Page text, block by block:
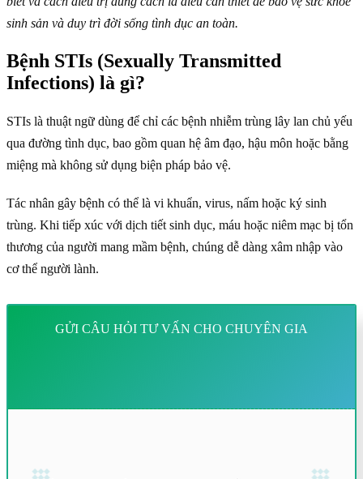
sinh sản và duy trì đời sống tình dục an toàn.
Bệnh STIs (Sexually Transmitted
Infections) là gì?
STIs là thuật ngữ dùng để chỉ các bệnh nhiễm trùng lây lan chủ yếu
qua đường tình dục, bao gồm quan hệ âm đạo, hậu môn hoặc bằng
miệng mà không sử dụng biện pháp bảo vệ.
Tác nhân gây bệnh có thể là vi khuẩn, virus, nấm hoặc ký sinh
trùng. Khi tiếp xúc với dịch tiết sinh dục, máu hoặc niêm mạc bị tổn
thương của người mang mầm bệnh, chúng dễ dàng xâm nhập vào
cơ thể người lành.
GỬI CÂU HỎI TƯ VẤN CHO CHUYÊN GIA